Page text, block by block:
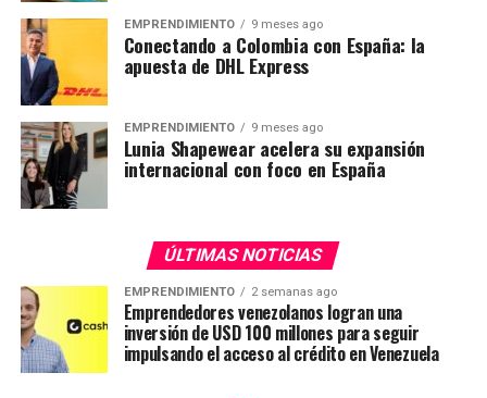
EMPRENDIMIENTO 9 meses ago
Conectando a Colombia con España: la
apuesta de DHL Express
EMPRENDIMIENTO 9 meses ago
Lunia Shapewear acelera su expansión
internacional con foco en España
ÚLTIMAS NOTICIAS
EMPRENDIMIENTO 2 semanas ago
Emprendedores venezolanos logran una
inversión de USD 100 millones para seguir
impulsando el acceso al crédito en Venezuela